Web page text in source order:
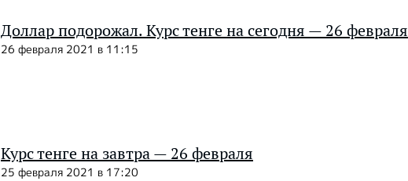
Доллар подорожал. Курс тенге на сегодня — 26 февраля
26 февраля 2021 в 11:15
Курс тенге на завтра — 26 февраля
25 февраля 2021 в 17:20